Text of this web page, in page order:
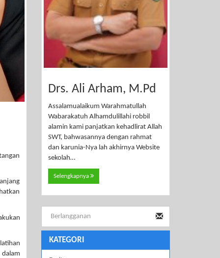
dalam
Drs. Ali Arham, M.Pd
Assalamualaikum Warahmatullah
Wabarakatuh Alhamdulillahi robbil
alamin kami panjatkan kehadlirat Allah
SWT, bahwasannya dengan rahmat
dan karunia-Nya lah akhirnya Website
sekolah…
Selengkapnya
KATEGORI